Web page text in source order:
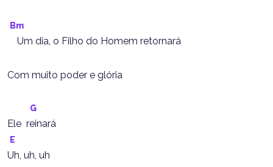
Bm
Um dia, o Filho do Homem retornará
Com muito poder e glória
G
Ele  reinará
E
Uh, uh, uh